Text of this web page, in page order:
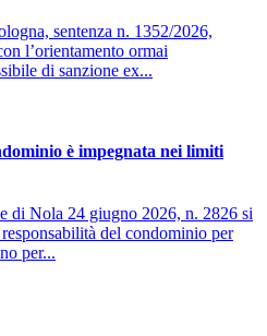
sentenza n. 1352/2026,
l’orientamento ormai
di sanzione ex...
è impegnata nei limiti
di Nola 24 giugno 2026, n. 2826 si
del condominio per
per...